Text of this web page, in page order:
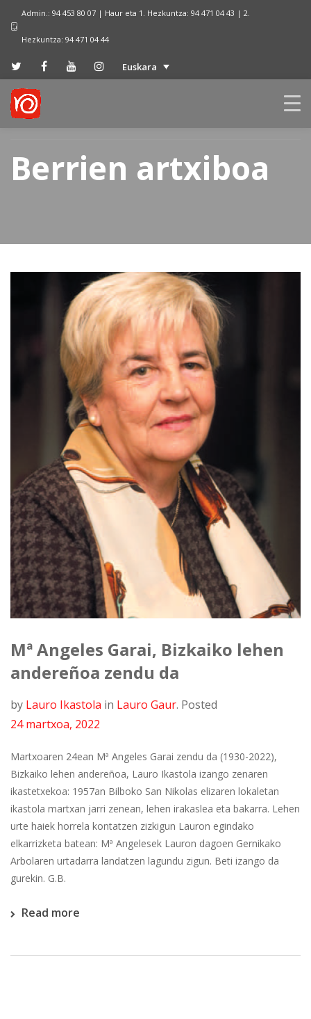
Admin.: 94 453 80 07 | Haur eta 1. Hezkuntza: 94 471 04 43 | 2.
Hezkuntza: 94 471 04 44
Euskara
Berrien artxiboa
Mª Angeles Garai, Bizkaiko lehen
andereñoa zendu da
by Lauro Ikastola in Lauro Gaur. Posted
24 martxoa, 2022
Martxoaren 24ean Mª Angeles Garai zendu da (1930-2022),
Bizkaiko lehen andereñoa, Lauro Ikastola izango zenaren
ikastetxekoa: 1957an Bilboko San Nikolas elizaren lokaletan
ikastola martxan jarri zenean, lehen irakaslea eta bakarra. Lehen
urte haiek horrela kontatzen zizkigun Lauron egindako
elkarrizketa batean: Mª Angelesek Lauron dagoen Gernikako
Arbolaren urtadarra landatzen lagundu zigun. Beti izango da
gurekin. G.B.
Read more